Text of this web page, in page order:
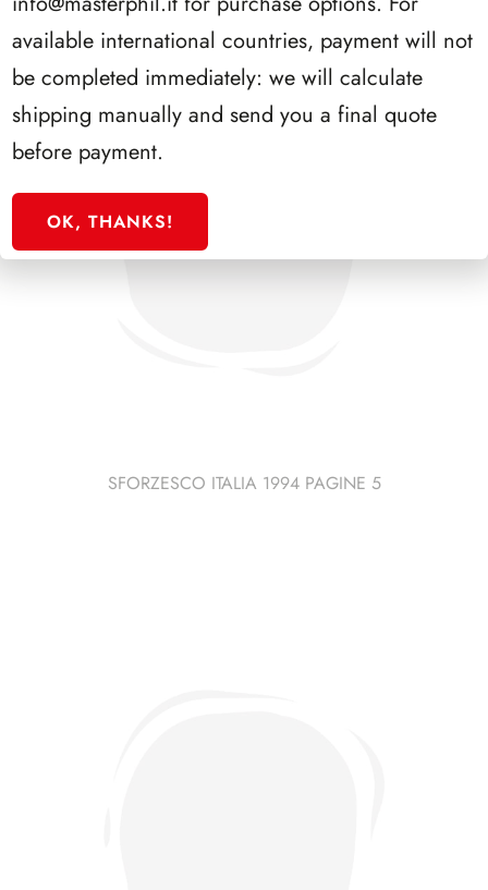
SFORZESCO ITALIA 1994 PAGINE 5
available international countries, payment will not
be completed immediately: we will calculate
shipping manually and send you a final quote
before payment.
OK, THANKS!